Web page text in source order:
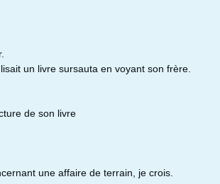
un livre sursauta en voyant son frère.
de son livre
une affaire de terrain, je crois.